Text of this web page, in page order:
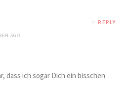
AGO
REPLY
dass ich sogar Dich ein bisschen